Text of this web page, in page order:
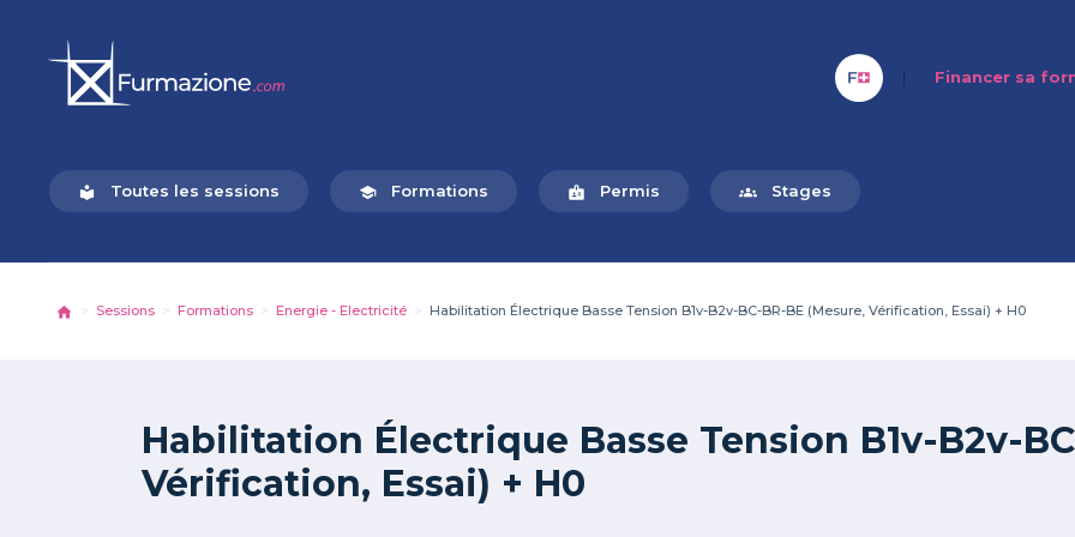
| Financer sa
local_library Toutes les sessions school Formations badge Permis groups Stages
Sessions Formations Energie - Electricité Habilitation Électrique Basse Tension B1v-B2v-BC-BR-BE (Mesure, Vérification, Essai) + H0
Habilitation Électrique Basse Tension B1v-B2v-
Vérification, Essai) + H0